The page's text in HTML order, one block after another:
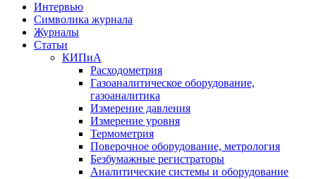
Интервью
Символика журнала
Журналы
Статьи
КИПиА
Расходометрия
Газоаналитическое оборудование,
газоаналитика
Измерение давления
Измерение уровня
Термометрия
Поверочное оборудование, метрология
Безбумажные регистраторы
Аналитические системы и оборудование